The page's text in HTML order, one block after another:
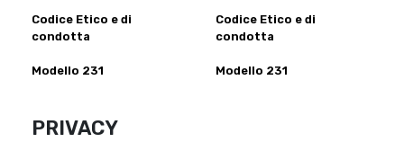
Codice Etico e di
condotta
Modello 231
Codice Etico e di
condotta
Modello 231
PRIVACY